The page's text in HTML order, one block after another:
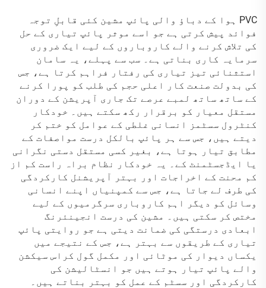
PVC ہوا کے دباؤ والی پائپ مشین کئی قابلِ توجہ
فوائد پیش کرتی ہے جو اسے موثر پائپ تیاری کے حل
کی تلاش کرنے والے کاروباروں کے لیے ایک ضروری
سرمایہ کاری بناتی ہے۔ سب سے پہلے، یہ سامان
استثنائی تیز تیاری کی رفتار فراہم کرتا ہے، جس
کی بدولت صنعت کار اعلی حجم کی طلب کو پورا کرنے
کے ساتھ ساتھ لمبے عرصے تک جاری آپریشن کے دوران
مستقل معیار کو برقرار رکھ سکتے ہیں۔ خودکار
کنٹرول سسٹمز انسانی غلطی کے عوامل کو ختم کر
دیتے ہیں، جس سے ہر پائپ بالکل درست مواصفات کے
مطابق تیار ہوتا ہے، بغیر کسی مستقل دستی نگرانی
یا ایڈجسٹمنٹ کے۔ یہ خودکار نظام براہ راست کم از
کم محنت کے اخراجات اور بہتر آپریشنل کارکردگی
کی طرف لے جاتا ہے، جس سے کمپنیاں اپنے انسانی
وسائل کو دیگر اہم کاروباری سرگرمیوں کے لیے
مختص کر سکتی ہیں۔ مشین کی درست انجینئرنگ
ابعادی درستگی کی ضمانت دیتی ہے جو روایتی پائپ
تیاری کے طریقوں سے بہتر ہے، جس کے نتیجے میں
یکساں دیوار کی موٹائی اور مکمل گول کراس سیکشن
والے پائپ تیار ہوتے ہیں جو انسٹالیشن کی
کارکردگی اور سسٹم کے عمل کو بہتر بناتے ہیں۔